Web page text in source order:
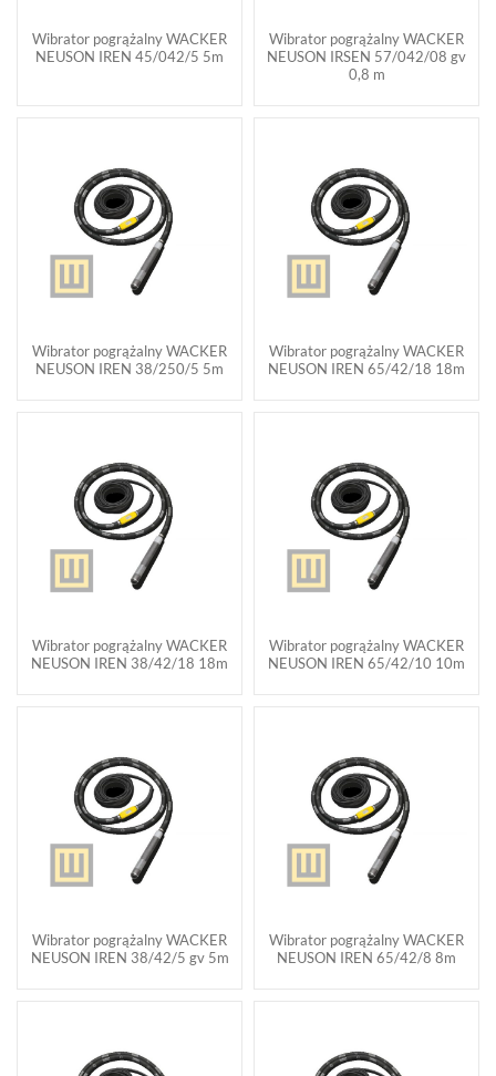
Wibrator pogrążalny WACKER
NEUSON IREN 45/042/5 5m
Wibrator pogrążalny WACKER
NEUSON IRSEN 57/042/08 gv
0,8 m
Wibrator pogrążalny WACKER
NEUSON IREN 38/250/5 5m
Wibrator pogrążalny WACKER
NEUSON IREN 65/42/18 18m
Wibrator pogrążalny WACKER
NEUSON IREN 38/42/18 18m
Wibrator pogrążalny WACKER
NEUSON IREN 65/42/10 10m
Wibrator pogrążalny WACKER
NEUSON IREN 38/42/5 gv 5m
Wibrator pogrążalny WACKER
NEUSON IREN 65/42/8 8m